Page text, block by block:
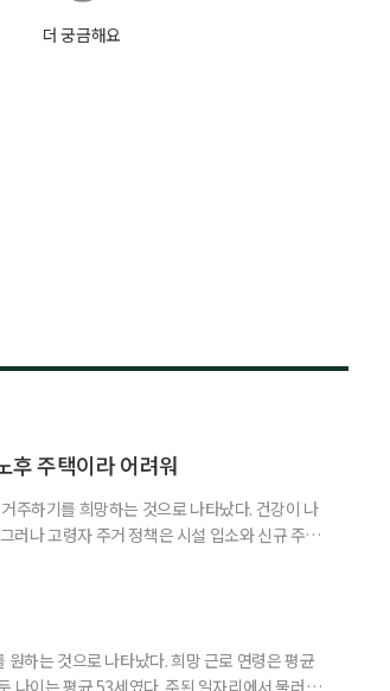
더 궁금해요
후 주택이라 어려워
주하기를 희망하는 것으로 나타났다. 건강이 나
러나 고령자 주거 정책은 시설 입소와 신규 주택
계 구축 방안’ 보고서는 고
하는 것으로 나타났다. 희망 근로 연령은 평균
나이는 평균 53세였다. 주된 일자리에서 물러난